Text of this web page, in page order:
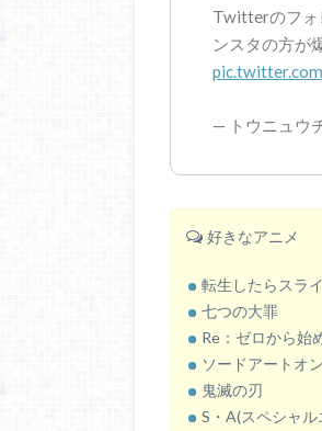
Twitterのフォ
ンスタの方が
— トウニュウ
好きなアニメ
転生したらスラ
七つの大罪
Re：ゼロから始
ソードアートオ
鬼滅の刃
S・A(スペシャル